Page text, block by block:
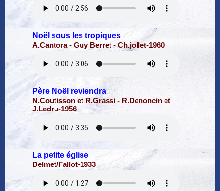
Noël sous les tropiques
A.Cantora - Guy Berret - Ch.jollet-1960
Père Noël reviendra
N.Coutisson et R.Grassi - R.Denoncin et
J.Ledru-1956
La petite église
Delmet/Fallot-1933